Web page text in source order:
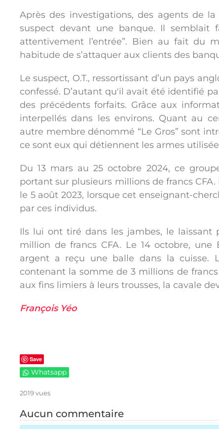
Après des investigations, des agents de
suspect devant une banque. Il semblait
attentivement l’entrée”. Bien au fait du
habitude de s’attaquer aux clients des
Le suspect, O.T., ressortissant d’un pays
confessé. D’autant qu'il avait été identifié
des précédents forfaits. Grâce aux
interpellés dans les environs. Quant au
autre membre dénommé “Le Gros” sont
ce sont eux qui détiennent les armes
Du 13 mars au 25 octobre 2024, ce
portant sur plusieurs millions de francs
le 5 août 2023, lorsque cet enseignant-
par ces individus.
Ils lui ont tiré dans les jambes, le laissant
million de francs CFA. Le 14 octobre,
argent a reçu une balle dans la cuisse.
contenant la somme de 3 millions de
aux fins limiers à leurs trousses, la cavale
François Yéo
Save
Whatsapp
2019 vues
Aucun commentaire